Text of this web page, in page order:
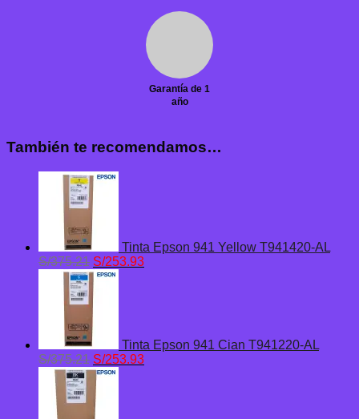
Garantía de 1
año
También te recomendamos…
Tinta Epson 941 Yellow T941420-AL
S/375.21 El
precio
original
S/375.21.
S/253.93El
Tinta Epson 941 Cian T941220-AL
S/375.21 El
precio
original
era:
S/253.93El